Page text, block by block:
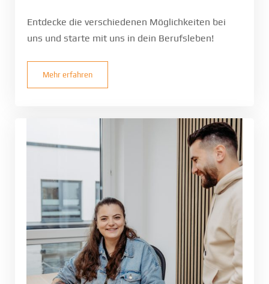
Entdecke die verschiedenen Möglichkeiten bei
uns und starte mit uns in dein Berufsleben!
Mehr erfahren